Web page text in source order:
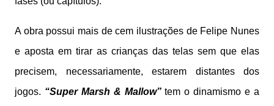
A obra possui mais de cem ilustrações de Felipe Nunes
e aposta em tirar as crianças das telas sem que elas
precisem, necessariamente, estarem distantes dos
jogos. “Super Marsh & Mallow”tem o dinamismo e a